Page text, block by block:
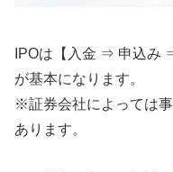
IPOは【入金 ⇒ 申込み
が基本になります。
※証券会社によっては
あります。